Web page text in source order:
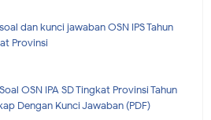
dan kunci jawaban OSN IPS Tahun
Provinsi
OSN IPA SD Tingkat Provinsi Tahun
Dengan Kunci Jawaban (PDF)